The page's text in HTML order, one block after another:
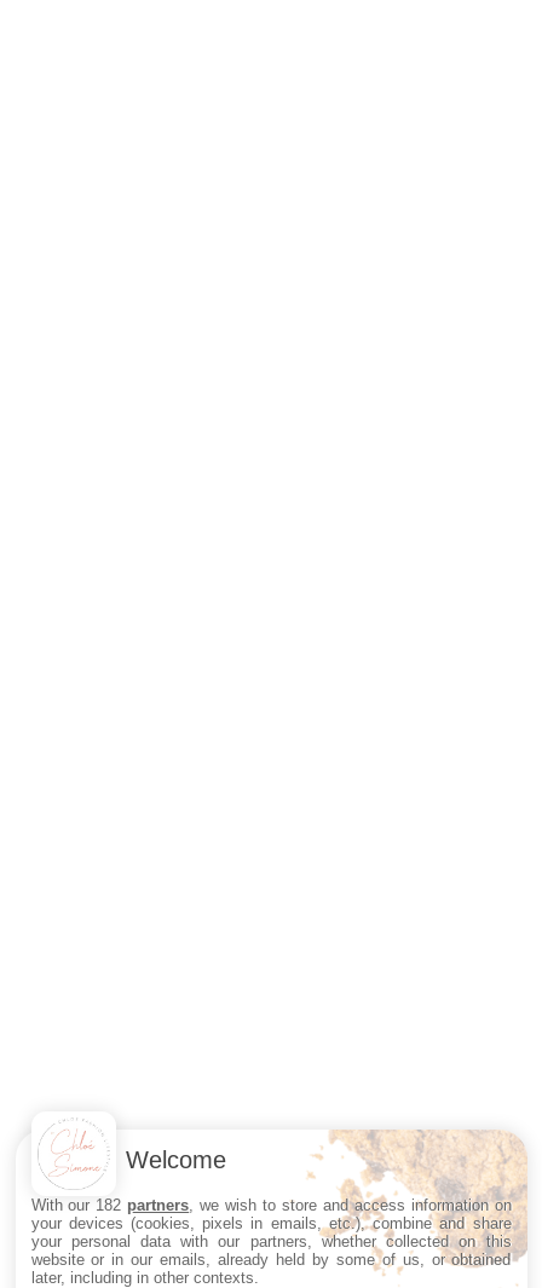
Welcome
With our 182 partners , we wish to store and access information on
your devices (cookies, pixels in emails, etc.), combine and share
your personal data with our partners, whether collected on this
website or in our emails, already held by some of us, or obtained
later, including in other contexts.